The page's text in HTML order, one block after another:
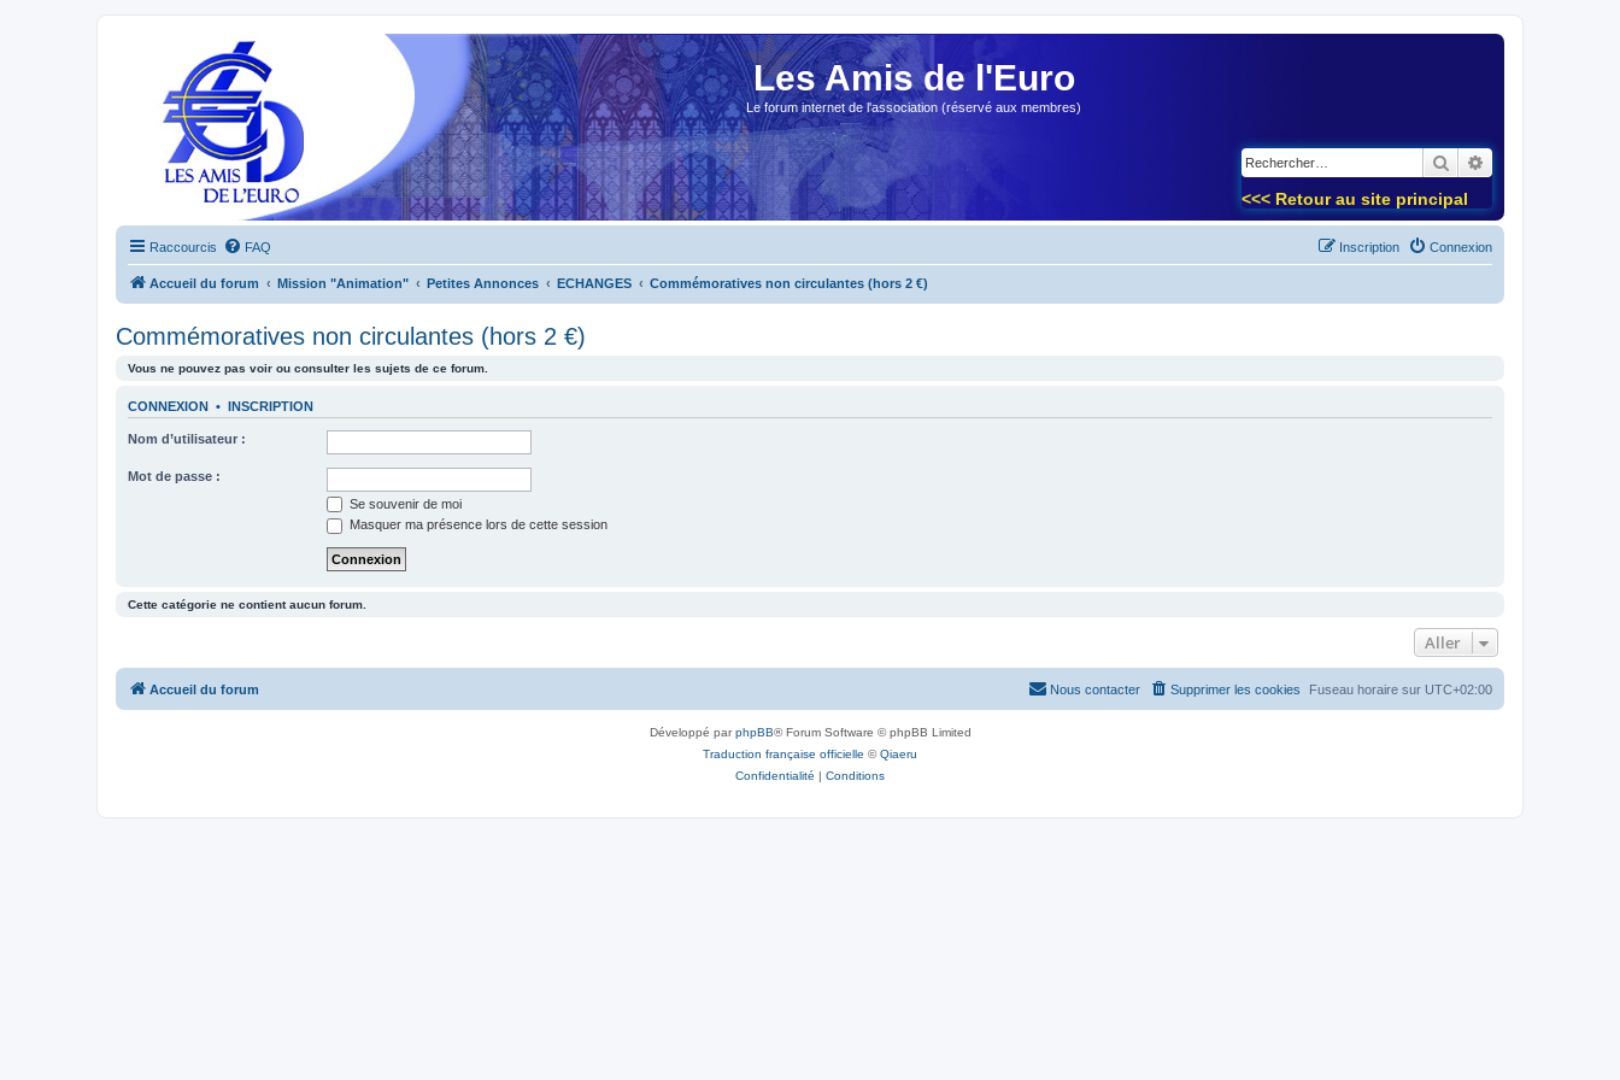
Les Amis de l'Euro
Le forum internet de l'association (réservé aux membres)
Rechercher
<<< Retour au site principal
Raccourcis FAQ Connexion
Inscription
Accueil du forum Mission "Animation" Petites Annonces ECHANGES Commémoratives non circulantes (hors 2 €)
Commémoratives non circulantes (hors 2 €)
Vous ne pouvez pas voir ou consulter les sujets de ce forum.
CONNEXION • INSCRIPTION
Nom d’utilisateur :
Mot de passe :
Se souvenir de moi
Masquer ma présence lors de cette session
Cette catégorie ne contient aucun forum.
Aller
Accueil du forum Fuseau horaire sur UTC+02:00
Supprimer les cookies
Nous contacter
Développé parphpBB® Forum Software © phpBB Limited
Traduction française officielle ©Qiaeru
Confidentialité | Conditions